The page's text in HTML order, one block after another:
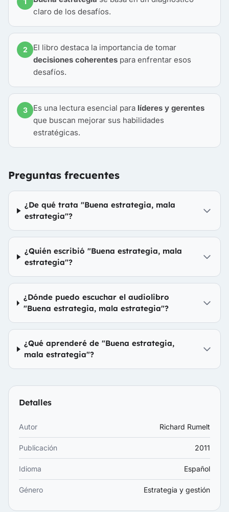
claro de los desafíos.
2
El libro destaca la importancia de tomar
decisiones coherentes para enfrentar esos
desafíos.
3 Es una lectura esencial para líderes y gerentes
que buscan mejorar sus habilidades
estratégicas.
Preguntas frecuentes
¿De qué trata "Buena estrategia, mala
estrategia"?
¿Quién escribió "Buena estrategia, mala
estrategia"?
¿Dónde puedo escuchar el audiolibro
"Buena estrategia, mala estrategia"?
¿Qué aprenderé de "Buena estrategia,
mala estrategia"?
Detalles
Autor Richard Rumelt
Publicación 2011
Idioma Español
Género Estrategia y gestión